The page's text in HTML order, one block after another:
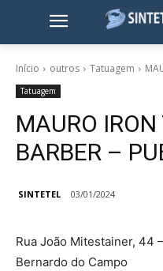
Início outros Tatuagem
Tatuagem
MAURO
BARBER –
SINTETEL 03/01/2024
Rua João Mitestainer, 44
Bernardo do Campo